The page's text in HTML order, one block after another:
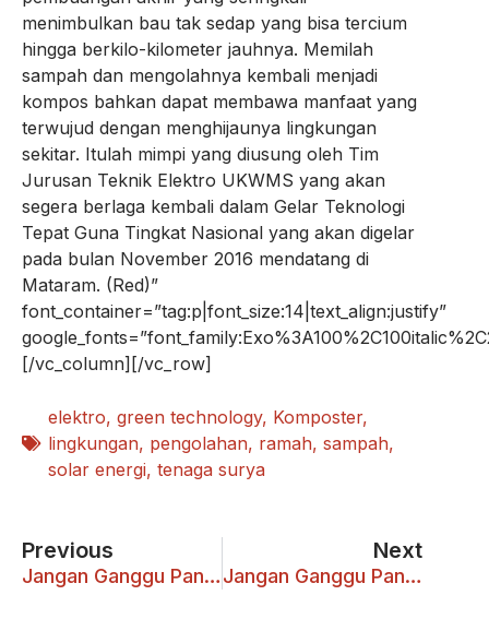
menimbulkan bau tak sedap yang bisa tercium
hingga berkilo-kilometer jauhnya. Memilah
sampah dan mengolahnya kembali menjadi
kompos bahkan dapat membawa manfaat yang
terwujud dengan menghijaunya lingkungan
sekitar. Itulah mimpi yang diusung oleh Tim
Jurusan Teknik Elektro UKWMS yang akan
segera berlaga kembali dalam Gelar Teknologi
Tepat Guna Tingkat Nasional yang akan digelar
pada bulan November 2016 mendatang di
Mataram. (Red)”
font_container=”tag:p|font_size:14|text_align:justify”
[/vc_column][/vc_row]
elektro, green technology, Komposter,
lingkungan, pengolahan, ramah, sampah,
solar energi, tenaga surya
Previous
Jangan Ganggu Pancasila
Next
Jangan Ganggu Pancasila